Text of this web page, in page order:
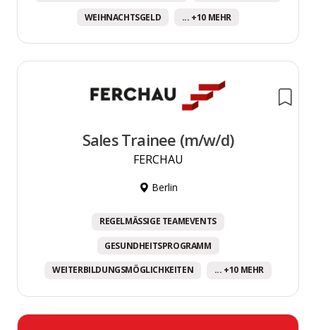
WEIHNACHTSGELD ... +10 MEHR
Sales Trainee (m/w/d)
FERCHAU
Berlin
REGELMÄSSIGE TEAMEVENTS
GESUNDHEITSPROGRAMM
WEITERBILDUNGSMÖGLICHKEITEN ... +10 MEHR